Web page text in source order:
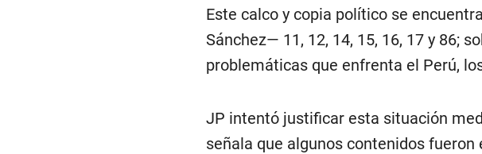
Este calco y copia político se
Sánchez— 11, 12, 14, 15, 16, 17 y 86;
problemáticas que enfrenta el Perú,
JP intentó justificar esta situación
señala que algunos contenidos